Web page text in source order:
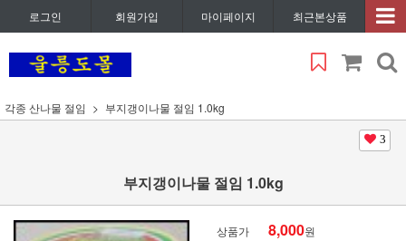
로그인 회원가입 마이페이지 최근본상품
각종 산나물 절임 부지갱이나물 절임 1.0kg
3
부지갱이나물 절임 1.0kg
상품가 8,000원